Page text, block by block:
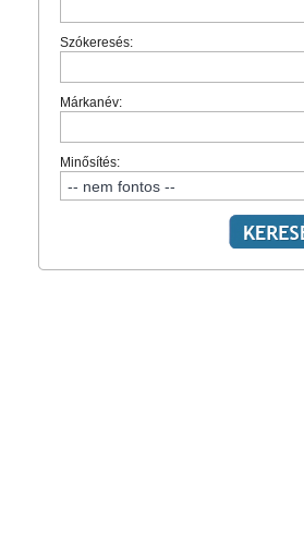
Szókeresés:
Márkanév:
Minősítés: